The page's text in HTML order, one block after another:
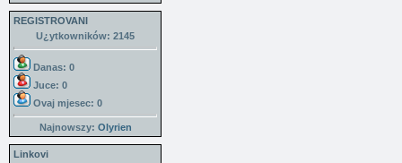
REGISTROVANI
U¿ytkowników: 2145
Danas: 0
Juce: 0
Ovaj mjesec: 0
Najnowszy: Olyrien
Linkovi